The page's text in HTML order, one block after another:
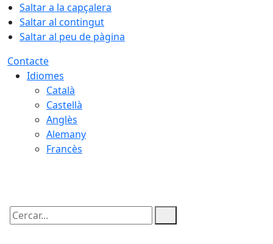
Saltar a la capçalera
Saltar al contingut
Saltar al peu de pàgina
Contacte
Idiomes
Català
Castellà
Anglès
Alemany
Francès
Cercar: